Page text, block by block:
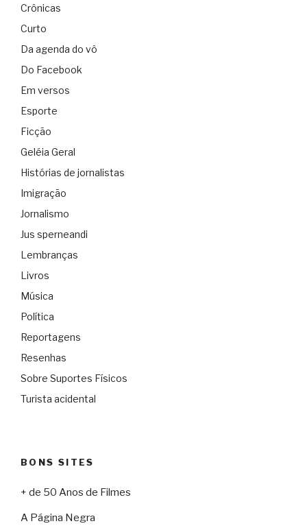
Crônicas
Curto
Da agenda do vô
Do Facebook
Em versos
Esporte
Ficção
Geléia Geral
Histórias de jornalistas
Imigração
Jornalismo
Jus sperneandi
Lembranças
Livros
Música
Política
Reportagens
Resenhas
Sobre Suportes Físicos
Turista acidental
BONS SITES
+ de 50 Anos de Filmes
A Página Negra